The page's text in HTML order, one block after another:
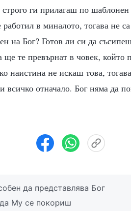
ги прилагаш по
в миналото, тогава не
на Бог? Готов ли си да
те превърнат в човек,
наистина не искаш това,
всичко отначало. Бог няма да
да представлява Бог
Му се покориш